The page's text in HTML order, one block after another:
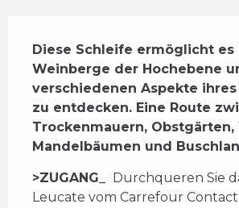
Diese Schleife ermöglicht es
Weinberge der Hochebene
verschiedenen Aspekte
zu entdecken. Eine Route
Trockenmauern,
Mandelbäumen und
>ZUGANG
Durchqueren Sie
Leucate vom Carrefour